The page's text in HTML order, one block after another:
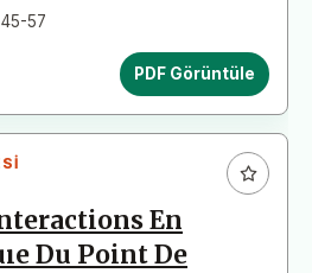
57
PDF Görüntüle
En
Du Point De